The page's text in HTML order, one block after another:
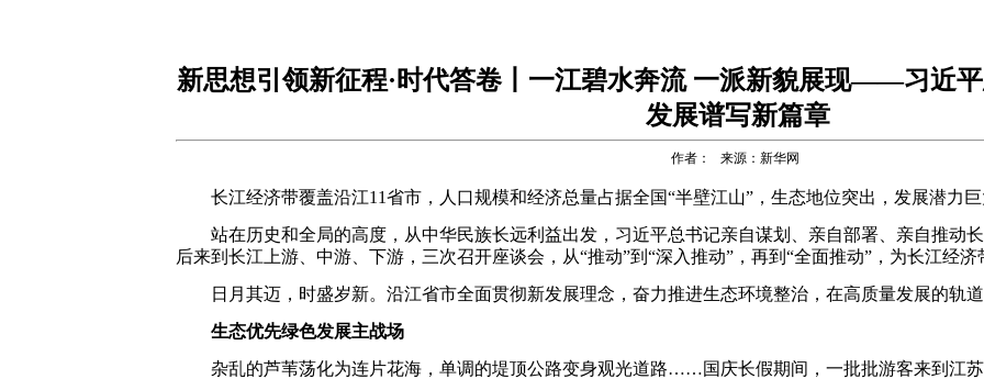
新思想引领新征程·时代答卷丨一江碧水奔流 一派新貌展现——习近
发展谱写新篇章
作者： 来源：新华网
长江经济带覆盖沿江11省市，人口规模和经济总量占据全国“半壁江山”，生态地位突出，发展潜力
站在历史和全局的高度，从中华民族长远利益出发，习近平总书记亲自谋划、亲自部署、亲自推动
后来到长江上游、中游、下游，三次召开座谈会，从“推动”到“深入推动”，再到“全面推动”，为长江经
日月其迈，时盛岁新。沿江省市全面贯彻新发展理念，奋力推进生态环境整治，在高质量发展的轨
生态优先绿色发展主战场
杂乱的芦苇荡化为连片花海，单调的堤顶公路变身观光道路……国庆长假期间，一批批游客来到江苏